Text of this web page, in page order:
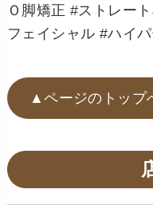
Ｏ脚矯正 #ストレー
フェイシャル #ハイ
▲ページのトップ